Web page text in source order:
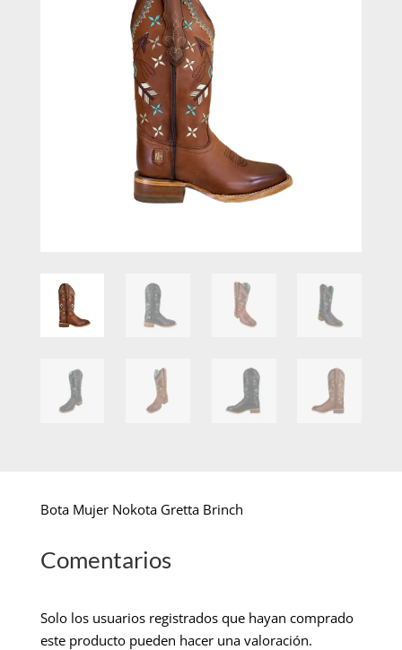
Bota Mujer Nokota Gretta Brinch
Comentarios
Solo los usuarios registrados que hayan comprado
este producto pueden hacer una valoración.